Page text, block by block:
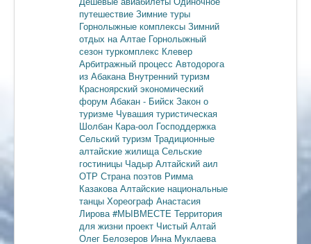
путешествие Зимние туры
Горнолыжные комплексы Зимний
отдых на Алтае Горнолыжный
сезон туркомплекс Клевер
Арбитражный процесс Автодорога
из Абакана Внутренний туризм
Красноярский экономический
форум Абакан - Бийск Закон о
туризме Чувашия туристическая
Шолбан Кара-оол Господдержка
Сельский туризм Традиционные
алтайские жилища Сельские
гостиницы Чадыр Алтайский аил
ОТР Страна поэтов Римма
Казакова Алтайские национальные
танцы Хореограф Анастасия
Лирова #МЫВМЕСТЕ Территория
для жизни проект Чистый Алтай
Олег Белозеров Инна Муклаева